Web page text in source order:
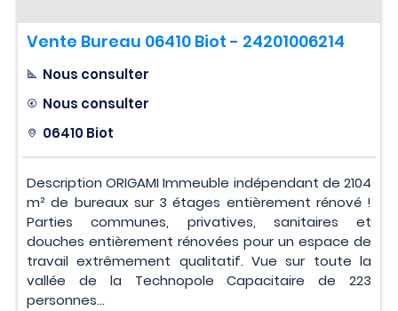
Vente Bureau 06410 Biot - 24201006214
Nous consulter
Nous consulter
06410 Biot
Description ORIGAMI Immeuble indépendant de 2104
m² de bureaux sur 3 étages entièrement rénové !
Parties communes, privatives, sanitaires et
douches entièrement rénovées pour un espace de
travail extrêmement qualitatif. Vue sur toute la
vallée de la Technopole Capacitaire de 223
personnes...